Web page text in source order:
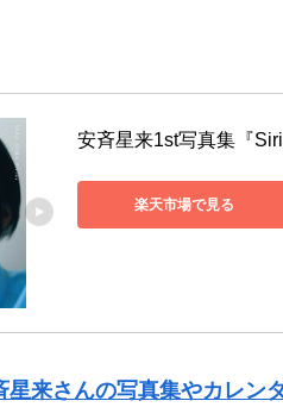
安斉星来1st写真集『
楽天市場で見る
星来さんの写真集やカレン